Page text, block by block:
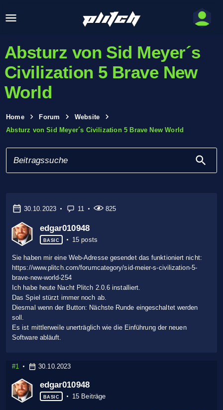
Absturz von Sid Meyer´s
Civilization 5 Brave New
World
Home Forum
Website
Absturz von Sid Meyer´s Civilization 5 Brave New World
30.10.2023 11 825
edgar010948
BASIC 15 posts
Sie haben mir eine Web-Adresse gesendet das funktioniert nicht:
https://www.plitch.com/forumcategory/sid-meier-s-civilization-5-
brave-new-world-254
Ich habe heute Nacht Plitch 2.0.6 installiert.
Das Spiel stürzt immer noch ab.
Diesmal wenn der Button: Nächste Runde eingeschaltet werden
soll.
Es ist mittlerweile unerträglich wie die Einführung der neuen
Software abläuft.
#1 30.10.2023
edgar010948
BASIC 15 Beiträge